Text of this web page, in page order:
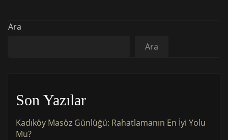
Ara
Ara
Son Yazılar
Kadıköy Masöz Günlüğü: Rahatlamanın En İyi Yolu
Mu?